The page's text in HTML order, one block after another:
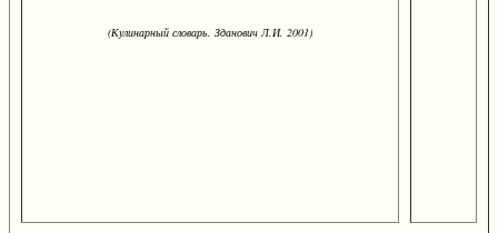
(Кулинарный словарь. Зданович Л.И. 2001)